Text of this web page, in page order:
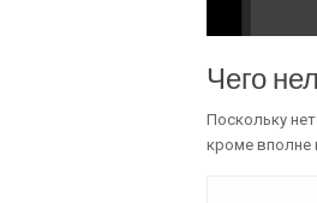
Чего
Поскольку
кроме вполне